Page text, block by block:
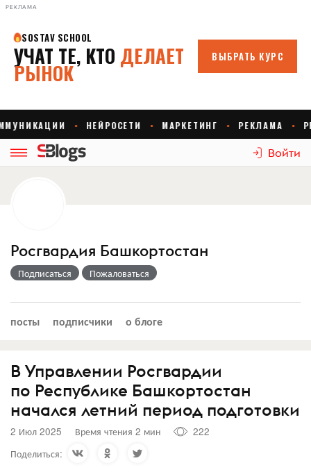
РЕКЛАМА
Войти
Росгвардия Башкортостан
Подписаться Пожаловаться
посты подписчики о блоге
В Управлении Росгвардии
по Республике Башкортостан
начался летний период подготовки
2 Июл 2025 Время чтения 2 мин
222
Поделиться: